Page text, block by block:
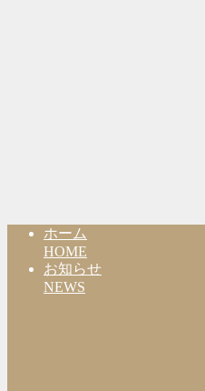
ホーム
HOME
お知らせ
NEWS